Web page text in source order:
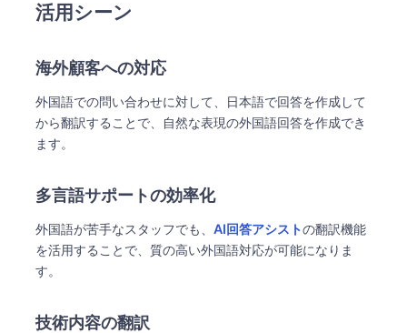
活用シーン
海外顧客への対応
外国語での問い合わせに対して、日本語で回答を作成して
から翻訳することで、自然な表現の外国語回答を作成でき
ます。
多言語サポートの効率化
外国語が苦手なスタッフでも、AI回答アシストの翻訳機能
を活用することで、質の高い外国語対応が可能になりま
す。
技術内容の翻訳